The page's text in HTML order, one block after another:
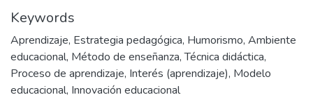
Keywords
Aprendizaje, Estrategia pedagógica, Humorismo, Ambiente
educacional, Método de enseñanza,Técnica didáctica,
Proceso de aprendizaje, Interés (aprendizaje), Modelo
educacional, Innovación educacional